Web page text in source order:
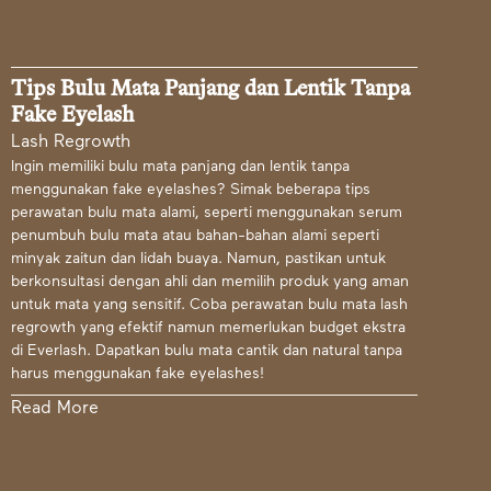
Tips Bulu Mata Panjang dan Lentik Tanpa
Fake Eyelash
Lash Regrowth
Ingin memiliki bulu mata panjang dan lentik tanpa
menggunakan fake eyelashes? Simak beberapa tips
perawatan bulu mata alami, seperti menggunakan serum
penumbuh bulu mata atau bahan-bahan alami seperti
minyak zaitun dan lidah buaya. Namun, pastikan untuk
berkonsultasi dengan ahli dan memilih produk yang aman
untuk mata yang sensitif. Coba perawatan bulu mata lash
regrowth yang efektif namun memerlukan budget ekstra
di Everlash. Dapatkan bulu mata cantik dan natural tanpa
harus menggunakan fake eyelashes!
Read More